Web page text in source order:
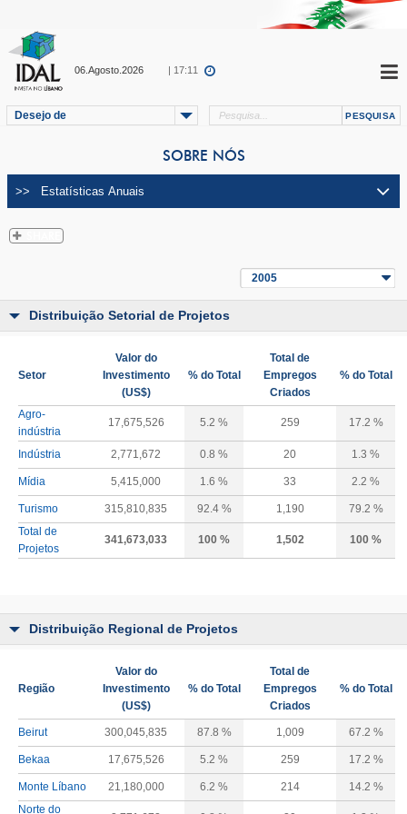
06.Agosto.2026 | 17:11
Desejo de
SOBRE NÓS
2005
Distribuição Setorial de Projetos
Setor
Valor do
Investimento
(US$)
% do Total
Total de
Empregos
Criados
% do Total
Agro-
indústria
17,675,526 5.2 % 259 17.2 %
Indústria 2,771,672 0.8 % 20 1.3 %
Mídia 5,415,000 1.6 % 33 2.2 %
Turismo 315,810,835 92.4 % 1,190
79.2 %
Total de
Projetos
341,673,033 100 % 1,502 100 %
Distribuição Regional de Projetos
Região
Valor do
Investimento
(US$)
% do Total
Total de
Empregos
Criados
% do Total
Beirut 300,045,835 87.8 % 1,009 67.2 %
Bekaa 17,675,526 5.2 % 259 17.2 %
Monte Líbano 21,180,000 6.2 % 214
14.2 %
Norte do